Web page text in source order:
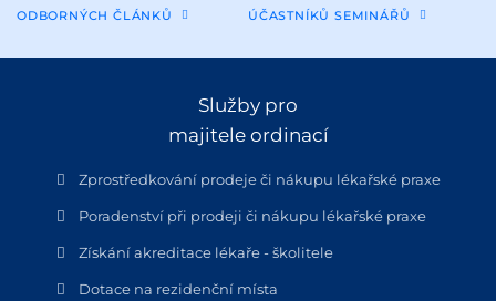
ODBORNÝCH ČLÁNKŮ ÚČASTNÍKŮ SEMINÁŘŮ
Služby pro
majitele ordinací
Zprostředkování prodeje či nákupu lékařské praxe
Poradenství při prodeji či nákupu lékařské praxe
Získání akreditace lékaře - školitele
Dotace na rezidenční místa